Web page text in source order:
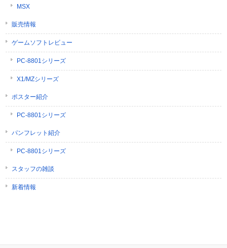
MSX
販売情報
ゲームソフトレビュー
PC-8801シリーズ
X1/MZシリーズ
ポスター紹介
PC-8801シリーズ
パンフレット紹介
PC-8801シリーズ
スタッフの雑談
新着情報